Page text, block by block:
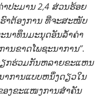
ປະມານ 2,4 ສ່ວນຮ້ອຍ
າຕ້ອງການ ທີ່ຈະສະໜັບ
າທຶນມະນຸດອັນລໍ້າຄ່າ
ນຂາດໂພຊະນາການ”.
ຽກຮ່ວມກັນຫລາຍຂະແຫນ
າການແບບຫນຶ່ງດຽວໃນ
ອງຂະແໜງການສໍາຄັນ